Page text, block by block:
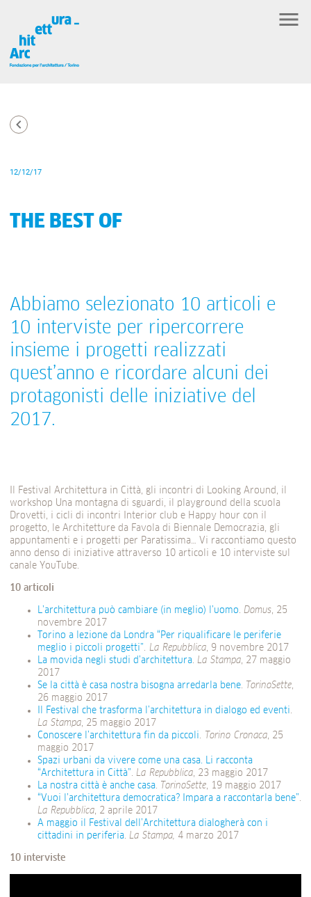
12/12/17
THE BEST OF
Abbiamo selezionato 10 articoli e
10 interviste per ripercorrere
insieme i progetti realizzati
quest’anno e ricordare alcuni dei
protagonisti delle iniziative del
2017.
Il Festival Architettura in Città, gli incontri di Looking Around, il
workshop Una montagna di sguardi, il playground della scuola
Drovetti, i cicli di incontri Interior club e Happy hour con il
progetto, le Architetture da Favola di Biennale Democrazia, gli
appuntamenti e i progetti per Paratissima… Vi raccontiamo questo
anno denso di iniziative attraverso 10 articoli e 10 interviste sul
canale YouTube.
10 articoli
L’architettura può cambiare (in meglio) l’uomo. Domus, 25
novembre 2017
Torino a lezione da Londra “Per riqualificare le periferie
meglio i piccoli progetti”. La Repubblica, 9 novembre 2017
La movida negli studi d’architettura. La Stampa, 27 maggio
2017
Se la città è casa nostra bisogna arredarla bene. TorinoSette,
26 maggio 2017
Il Festival che trasforma l’architettura in dialogo ed eventi.
La Stampa, 25 maggio 2017
Conoscere l’architettura fin da piccoli. Torino Cronaca, 25
maggio 2017
Spazi urbani da vivere come una casa. Li racconta
“Architettura in Città”. La Repubblica, 23 maggio 2017
La nostra città è anche casa. TorinoSette, 19 maggio 2017
“Vuoi l’architettura democratica? Impara a raccontarla bene”.
La Repubblica, 2 aprile 2017
A maggio il Festival dell’Architettura dialogherà con i
cittadini in periferia. La Stampa, 4 marzo 2017
10 interviste